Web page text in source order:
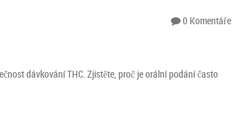
0 Komentáře
dávkování THC. Zjistěte, proč je orální podání často